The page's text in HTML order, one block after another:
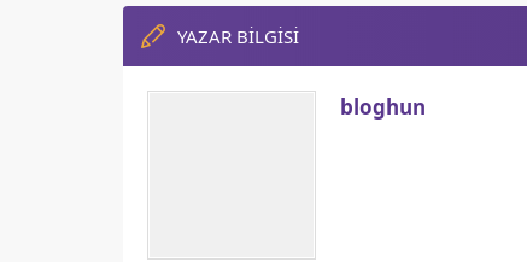
YAZAR BİLGİSİ
bloghun